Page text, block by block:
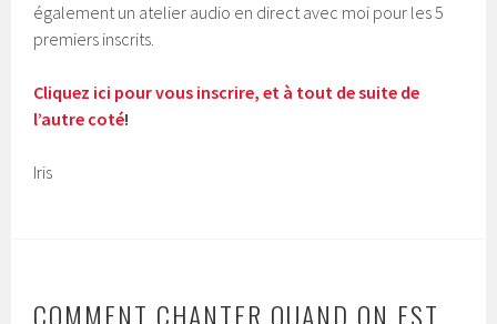
également un atelier audio en direct avec moi pour les 5
premiers inscrits.
Cliquez ici pour vous inscrire, et à tout de suite de
l’autre coté!
Iris
COMMENT CHANTER QUAND ON EST